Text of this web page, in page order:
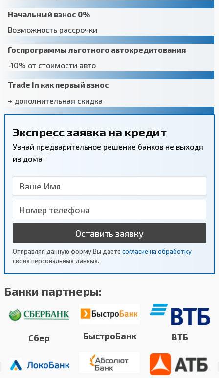
Начальный взнос 0%
Возможность рассрочки
Госпрограммы льготного автокредитования
-10% от стоимости авто
Trade In как первый взнос
+ дополнительная скидка
Экспресс заявка на кредит
Узнай предварительное решение банков не выходя
из дома!
Оставить заявку
Отправляя данную форму Вы даете согласие на обработку
своих персональных данных.
Банки партнеры:
Сбер БыстроБанк ВТБ